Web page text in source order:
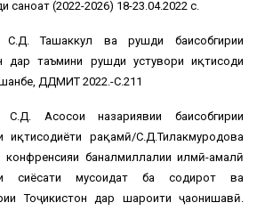
саноат (2022-2026) 18-23.04.2022 с.
С.Д. Ташаккул ва рушди баҳисобгирии
дар таъмини рушди устувори иқтисоди
ДДМИТ 2022.-С.211
С.Д. Асосҳои назариявии баҳисобгирии
иқтисодиёти рақамӣ/С.Д.Тилакмуродова
конфренсияи баналмиллалии илмӣ-амалӣ
сиёсати мусоидат ба содирот ва
Тоҷикистон дар шароити ҷаҳонишавӣ.